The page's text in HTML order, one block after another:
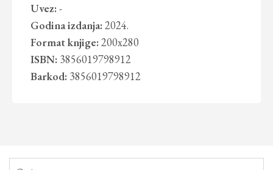
Uvez: -
Godina izdanja: 2024.
Format knjige: 200x280
ISBN: 3856019798912
Barkod: 3856019798912